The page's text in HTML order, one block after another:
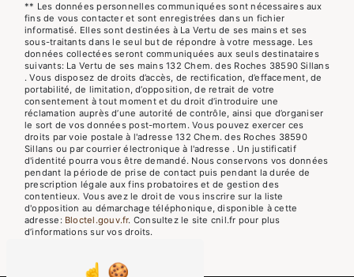
** Les données personnelles communiquées sont nécessaires aux
fins de vous contacter et sont enregistrées dans un fichier
informatisé. Elles sont destinées à La Vertu de ses mains et ses
sous-traitants dans le seul but de répondre à votre message. Les
données collectées seront communiquées aux seuls destinataires
suivants: La Vertu de ses mains 132 Chem. des Roches 38590 Sillans
. Vous disposez de droits d’accès, de rectification, d’effacement, de
portabilité, de limitation, d’opposition, de retrait de votre
consentement à tout moment et du droit d’introduire une
réclamation auprès d’une autorité de contrôle, ainsi que d’organiser
le sort de vos données post-mortem. Vous pouvez exercer ces
droits par voie postale à l'adresse 132 Chem. des Roches 38590
Sillans ou par courrier électronique à l'adresse . Un justificatif
d'identité pourra vous être demandé. Nous conservons vos données
pendant la période de prise de contact puis pendant la durée de
prescription légale aux fins probatoires et de gestion des
contentieux. Vous avez le droit de vous inscrire sur la liste
d'opposition au démarchage téléphonique, disponible à cette
adresse:
Bloctel.gouv.fr. Consultez le site cnil.fr pour plus
d’informations sur vos droits.